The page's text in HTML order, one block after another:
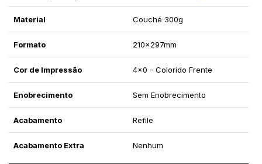
Material Couché 300g
Formato 210x297mm
Cor de Impressão 4x0 - Colorido Frente
Enobrecimento Sem Enobrecimento
Acabamento Refile
Acabamento Extra Nenhum